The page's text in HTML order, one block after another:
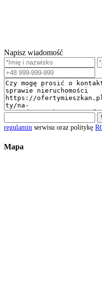
Napisz wiadomość
regulamin serwisu oraz politykę
Mapa